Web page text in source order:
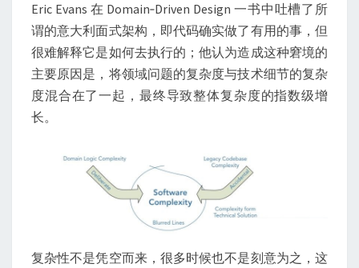
Eric Evans 在 Domain‐Driven Design 一书中吐槽了所
谓的意大利面式架构，即代码确实做了有用的事，但
很难解释它是如何去执行的；他认为造成这种窘境的
主要原因是，将领域问题的复杂度与技术细节的复杂
度混合在了一起，最终导致整体复杂度的指数级增
长。
复杂性不是凭空而来，很多时候也不是刻意为之，这